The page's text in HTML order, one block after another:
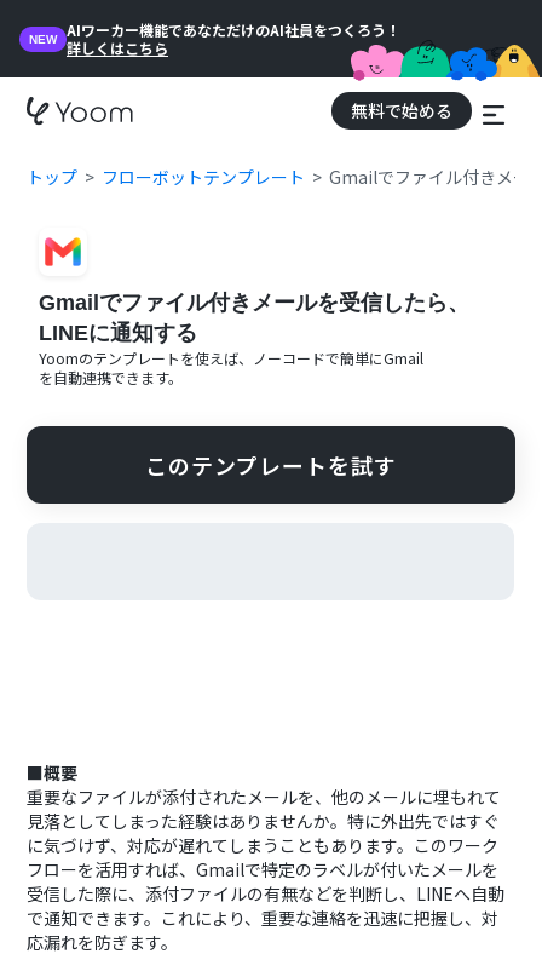
NEW
AIワーカー機能であなただけのAI社員をつくろう！
詳しくはこちら
無料で始める
トップ フローボットテンプレート Gmailでファイル付きメー
Gmailでファイル付きメールを受信したら、
LINEに通知する
Yoomのテンプレートを使えば、ノーコードで簡単にGmail
を自動連携できます。
このテンプレートを試す
■概要
重要なファイルが添付されたメールを、他のメールに埋もれて
見落としてしまった経験はありませんか。特に外出先ではすぐ
に気づけず、対応が遅れてしまうこともあります。このワーク
フローを活用すれば、Gmailで特定のラベルが付いたメールを
受信した際に、添付ファイルの有無などを判断し、LINEへ自動
で通知できます。これにより、重要な連絡を迅速に把握し、対
応漏れを防ぎます。